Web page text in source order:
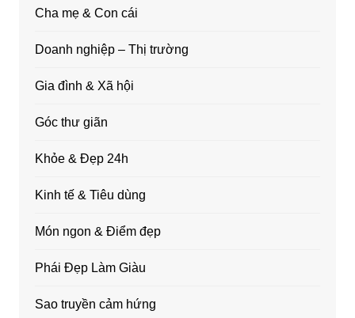
Cha mẹ & Con cái
Doanh nghiệp – Thị trường
Gia đình & Xã hội
Góc thư giãn
Khỏe & Đẹp 24h
Kinh tế & Tiêu dùng
Món ngon & Điểm đẹp
Phái Đẹp Làm Giàu
Sao truyền cảm hứng